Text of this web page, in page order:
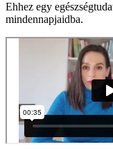
Ehhez egy
mindennapjaidba.